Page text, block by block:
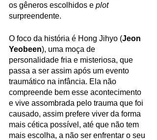
os gêneros escolhidos e plot
surpreendente.
O foco da história é Hong Jihyo (Jeon
Yeobeen), uma moça de
personalidade fria e misteriosa, que
passa a ser assim após um evento
traumático na infância. Ela não
compreende bem esse acontecimento
e vive assombrada pelo trauma que foi
causado, assim prefere viver da forma
mais cética possível, até que não tem
mais escolha, a não ser enfrentar o seu